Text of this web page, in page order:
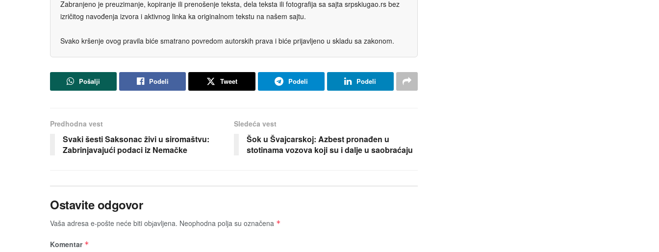
Zabranjeno je preuzimanje, kopiranje ili prenošenje teksta, dela teksta ili fotografija sa sajta srpskiugao.rs bez
izričitog navođenja izvora i aktivnog linka ka originalnom tekstu na našem sajtu.
Svako kršenje ovog pravila biće smatrano povredom autorskih prava i biće prijavljeno u skladu sa zakonom.
Pošalji Podeli Tweet Podeli Podeli
Predhodna vest
Svaki šesti Saksonac živi u siromaštvu:
Zabrinjavajući podaci iz Nemačke
Sledeća vest
Šok u Švajcarskoj: Azbest pronađen u
stotinama vozova koji su i dalje u saobraćaju
Ostavite odgovor
Vaša adresa e-pošte neće biti obјavljena. Neophodna polja su označena *
Komentar *